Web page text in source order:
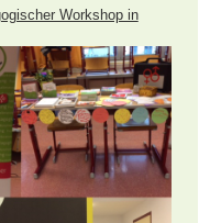
Workshop in